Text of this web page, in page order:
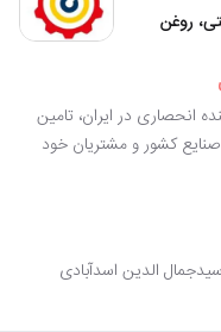
روغن
انحصاری در ایران، تامین
صنایع کشور و مشتریان خود
سیدجمال الدین اسدآبادی